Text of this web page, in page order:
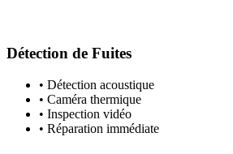
Détection de Fuites
• Détection acoustique
• Caméra thermique
• Inspection vidéo
• Réparation immédiate